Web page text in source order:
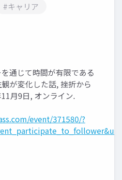
#キャリア
通じて時間が有限である
が変化した話, 挫折から
月9日, オンライン.
event/371580/?